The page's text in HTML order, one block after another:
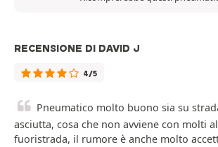
RECENSIONE DI DAVID J
4/5
Pneumatico molto buono sia su
asciutta, cosa che non avviene con molti
fuoristrada, il rumore è anche molto